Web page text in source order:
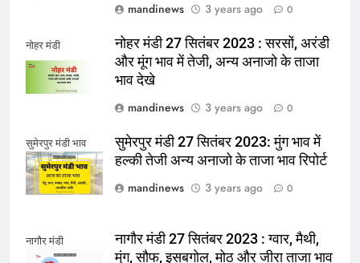
mandinews
3 years ago 0
नोहर मंडी
नोहर मंडी 27 सितंबर 2023 : सरसों, अरंडी
और मूंग भाव में तेजी, अन्य अनाजो के ताजा
भाव देखे
mandinews
3 years ago 0
सुमेरपुर मंडी भाव
सुमेरपुर मंडी 27 सितंबर 2023: मुंग भाव में
हल्की तेजी अन्य अनाजो के ताजा भाव रिपोर्ट
mandinews
3 years ago 0
नागौर मंडी
नागौर मंडी 27 सितंबर 2023 : ग्वार, मैथी,
मुंग, सौफ, इसबगोल, मोठ और जीरा ताजा भाव